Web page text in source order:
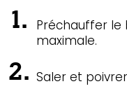
Préchauffer le
maximale.
Saler et